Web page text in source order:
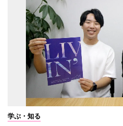
学ぶ・知る